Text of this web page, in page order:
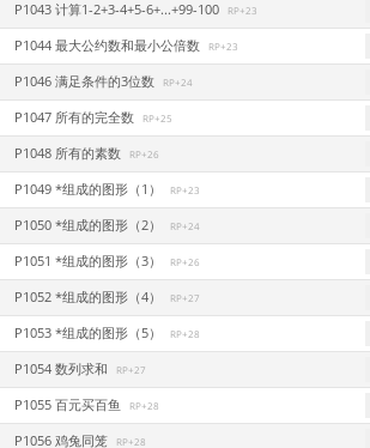
P1043 计算1-2+3-4+5-6+...+99-100 RP+23
P1044 最大公约数和最小公倍数 RP+23
P1046 满足条件的3位数 RP+24
P1047 所有的完全数 RP+25
P1048 所有的素数 RP+26
P1049 *组成的图形（1） RP+23
P1050 *组成的图形（2） RP+24
P1051 *组成的图形（3） RP+26
P1052 *组成的图形（4） RP+27
P1053 *组成的图形（5） RP+28
P1054 数列求和 RP+27
P1055 百元买百鱼 RP+28
P1056 鸡兔同笼 RP+28